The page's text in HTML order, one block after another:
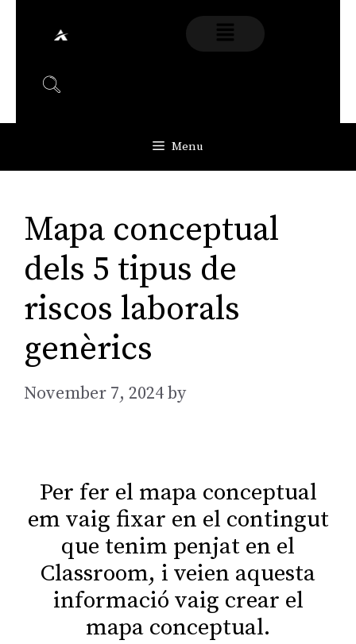
Menu
Mapa conceptual
dels 5 tipus de
riscos laborals
genèrics
November 7, 2024by
Per fer el mapa conceptual
em vaig fixar en el contingut
que tenim penjat en el
Classroom, i veien aquesta
informació vaig crear el
mapa conceptual.